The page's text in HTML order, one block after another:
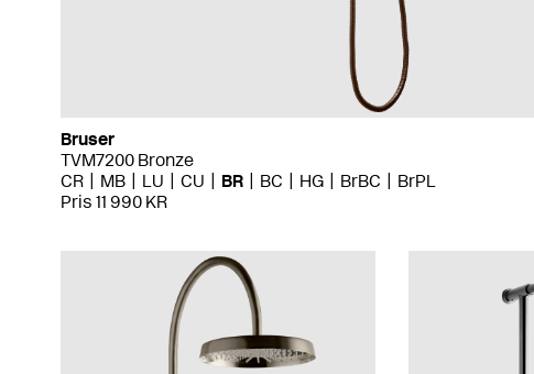
Bruser
TVM7200 Bronze
CR
MB LU CU BR BC HG BrBC
BrPL
Pris 11 990 KR